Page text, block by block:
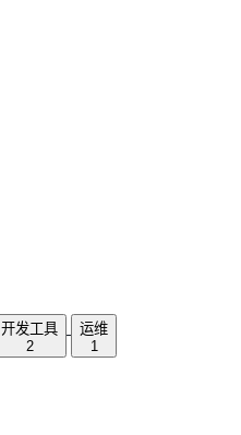
开发工具
2
运维
1